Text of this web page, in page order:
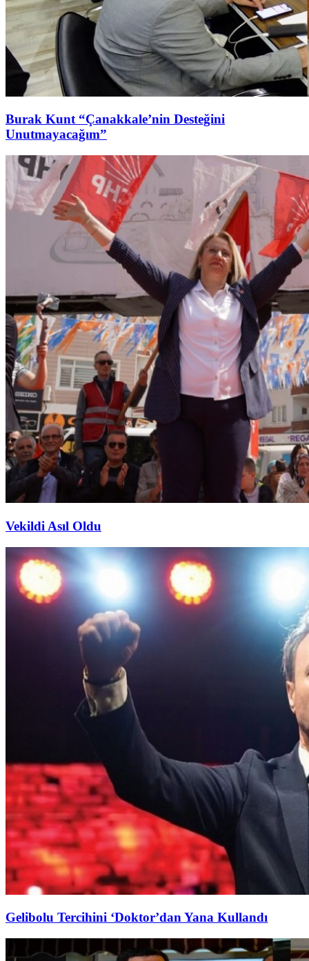
Burak Kunt “Çanakkale’nin Desteğini
Unutmayacağım”
Vekildi Asıl Oldu
Gelibolu Tercihini ‘Doktor’dan Yana Kullandı